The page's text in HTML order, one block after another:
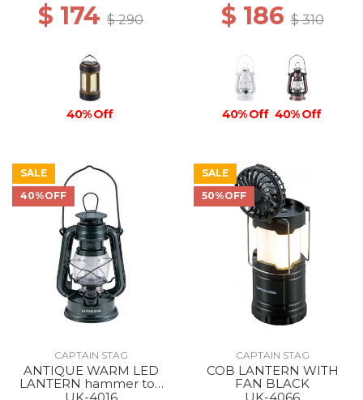
$ 174 $ 290
40% Off
$ 186$ 310
40% Off 40% Off
SALE
40%OFF
CAPTAIN STAG
ANTIQUE WARM LED
LANTERN hammer ton
black
SALE
50%OFF
CAPTAIN STAG
COB LANTERN WITH
FAN BLACK